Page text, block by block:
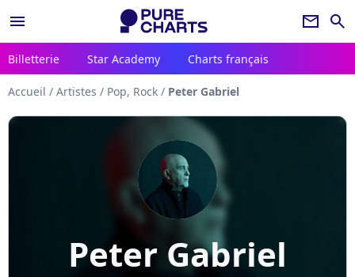
menu newsletter search
Billetterie Star Academy Charts français
Accueil / Artistes / Pop, Rock / Peter Gabriel
Peter Gabriel